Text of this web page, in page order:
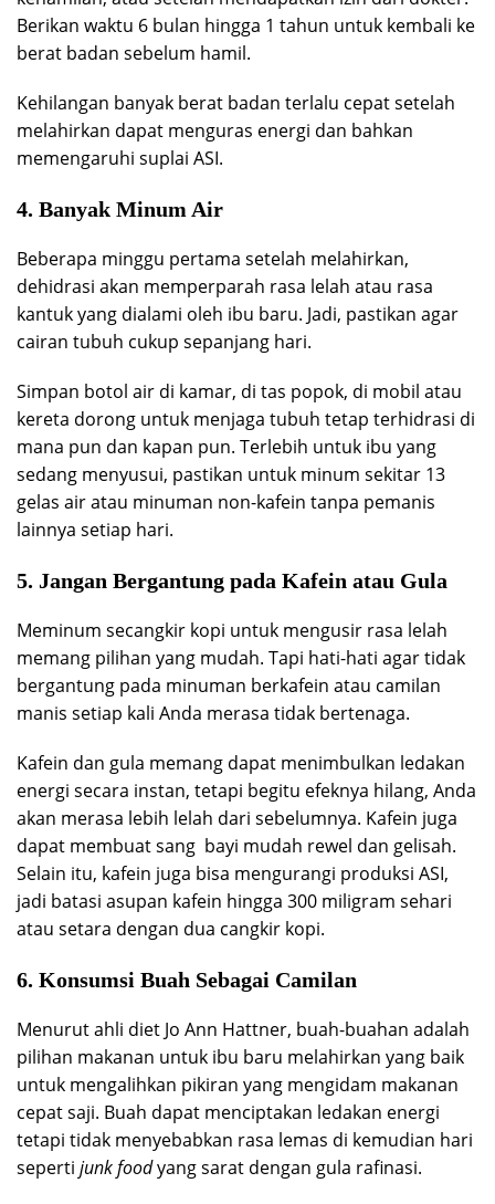
Berikan waktu 6 bulan hingga 1 tahun untuk kembali ke
berat badan sebelum hamil.
Kehilangan banyak berat badan terlalu cepat setelah
melahirkan dapat menguras energi dan bahkan
memengaruhi suplai ASI.
4. Banyak Minum Air
Beberapa minggu pertama setelah melahirkan,
dehidrasi akan memperparah rasa lelah atau rasa
kantuk yang dialami oleh ibu baru. Jadi, pastikan agar
cairan tubuh cukup sepanjang hari.
Simpan botol air di kamar, di tas popok, di mobil atau
kereta dorong untuk menjaga tubuh tetap terhidrasi di
mana pun dan kapan pun. Terlebih untuk ibu yang
sedang menyusui, pastikan untuk minum sekitar 13
gelas air atau minuman non-kafein tanpa pemanis
lainnya setiap hari.
5. Jangan Bergantung pada Kafein atau Gula
Meminum secangkir kopi untuk mengusir rasa lelah
memang pilihan yang mudah. Tapi hati-hati agar tidak
bergantung pada minuman berkafein atau camilan
manis setiap kali Anda merasa tidak bertenaga.
Kafein dan gula memang dapat menimbulkan ledakan
energi secara instan, tetapi begitu efeknya hilang, Anda
akan merasa lebih lelah dari sebelumnya. Kafein juga
dapat membuat sang bayi mudah rewel dan gelisah.
Selain itu, kafein juga bisa mengurangi produksi ASI,
jadi batasi asupan kafein hingga 300 miligram sehari
atau setara dengan dua cangkir kopi.
6. Konsumsi Buah Sebagai Camilan
Menurut ahli diet Jo Ann Hattner, buah-buahan adalah
pilihan makanan untuk ibu baru melahirkan yang baik
untuk mengalihkan pikiran yang mengidam makanan
cepat saji. Buah dapat menciptakan ledakan energi
tetapi tidak menyebabkan rasa lemas di kemudian hari
seperti junk foodyang sarat dengan gula rafinasi.